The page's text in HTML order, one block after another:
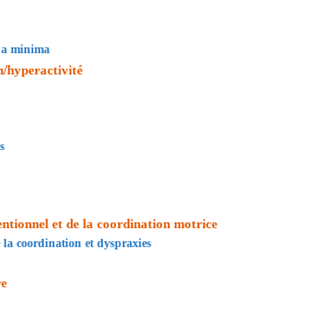
a minima
hyperactivité
et de la coordination motrice
coordination et dyspraxies